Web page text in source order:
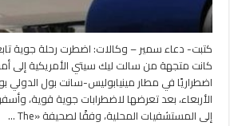
كتبت- دعاء سمير – وكالات: اضطرت رحلة جوية
كانت متجهة من سالت ليك سيتي الأمريكية إلى
اضطراريًا في مطار مينيابوليس-سانت بول الدولي
إلى المستشفيات المحلية، وفقًا لصحيفة «The …